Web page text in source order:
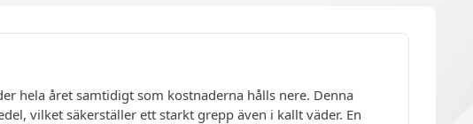
hela året samtidigt som kostnaderna hålls nere. Denna
vilket säkerställer ett starkt grepp även i kallt väder. En